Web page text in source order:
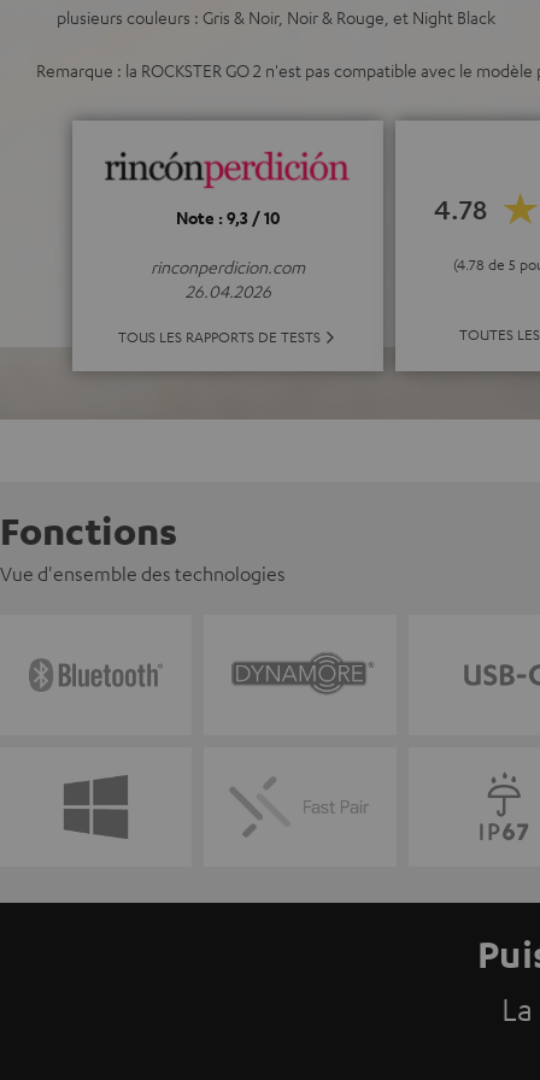
plusieurs couleurs : Gris & Noir, Noir & Rouge, et Night Black
Remarque : la ROCKSTER GO 2 n'est pas compatible avec le modèle
Note : 9,3 / 10
rinconperdicion.com
26.04.2026
TOUS LES RAPPORTS DE TESTS
4.78
(4.78 de 5
TOUTES
Fonctions
Vue d'ensemble des technologies